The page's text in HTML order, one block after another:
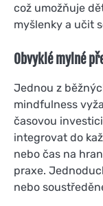
což umožňuje
myšlenky a učit
Obvyklé mylné
Jednou z
mindfulness
časovou
integrovat do
nebo čas na
praxe.
nebo